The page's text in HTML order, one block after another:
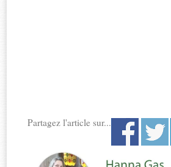
Partagez l'article sur...